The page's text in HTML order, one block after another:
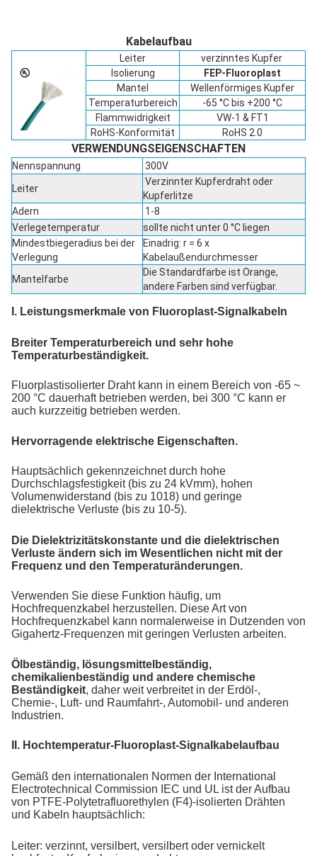
Kabelaufbau
Leiter
verzinntes Kupfer
Isolierung
FEP-Fluoroplast
Mantel
Wellenförmiges Kupfer
Temperaturbereich
-65 °C bis +200 °C
Flammwidrigkeit
VW-1 & FT1
RoHS-Konformität
RoHS 2.0
VERWENDUNGSEIGENSCHAFTEN
Nennspannung
300V
Leiter
Verzinnter Kupferdraht oder
Kupferlitze
Adern
1-8
Verlegetemperatur
sollte nicht unter 0 °C liegen
Mindestbiegeradius bei der
Verlegung
Einadrig: r = 6 x
Kabelaußendurchmesser
Mantelfarbe
Die Standardfarbe ist Orange,
andere Farben sind verfügbar.
I. Leistungsmerkmale von Fluoroplast-Signalkabeln
Breiter Temperaturbereich und sehr hohe
Temperaturbeständigkeit.
Fluorplastisolierter Draht kann in einem Bereich von -65 ~
200 °C dauerhaft betrieben werden, bei 300 °C kann er
auch kurzzeitig betrieben werden.
Hervorragende elektrische Eigenschaften.
Hauptsächlich gekennzeichnet durch hohe
Durchschlagsfestigkeit (bis zu 24 kVmm), hohen
Volumenwiderstand (bis zu 1018) und geringe
dielektrische Verluste (bis zu 10-5).
Die Dielektrizitätskonstante und die dielektrischen
Verluste ändern sich im Wesentlichen nicht mit der
Frequenz und den Temperaturänderungen.
Verwenden Sie diese Funktion häufig, um
Hochfrequenzkabel herzustellen. Diese Art von
Hochfrequenzkabel kann normalerweise in Dutzenden von
Gigahertz-Frequenzen mit geringen Verlusten arbeiten.
Ölbeständig, lösungsmittelbeständig,
chemikalienbeständig und andere chemische
Beständigkeit, daher weit verbreitet in der Erdöl-,
Chemie-, Luft- und Raumfahrt-, Automobil- und anderen
Industrien.
II. Hochtemperatur-Fluoroplast-Signalkabelaufbau
Gemäß den internationalen Normen der International
Electrotechnical Commission IEC und UL ist der Aufbau
von PTFE-Polytetrafluorethylen (F4)-isolierten Drähten
und Kabeln hauptsächlich:
Leiter: verzinnt, versilbert, versilbert oder vernickelt